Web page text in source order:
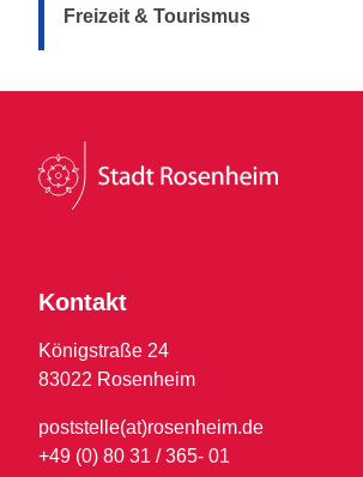
Freizeit & Tourismus
Kontakt
Königstraße 24
83022 Rosenheim
poststelle(at)rosenheim.de
+49 (0) 80 31 / 365- 01